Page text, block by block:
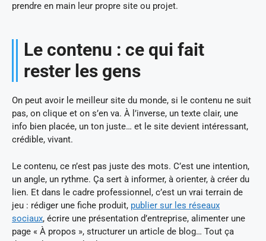
prendre en main leur propre site ou projet.
Le contenu : ce qui fait
rester les gens
On peut avoir le meilleur site du monde, si le contenu ne suit
pas, on clique et on s’en va. À l’inverse, un texte clair, une
info bien placée, un ton juste… et le site devient intéressant,
crédible, vivant.
Le contenu, ce n’est pas juste des mots. C’est une intention,
un angle, un rythme. Ça sert à informer, à orienter, à créer du
lien. Et dans le cadre professionnel, c’est un vrai terrain de
jeu : rédiger une fiche produit, publier sur les réseaux
sociaux, écrire une présentation d’entreprise, alimenter une
page « À propos », structurer un article de blog… Tout ça